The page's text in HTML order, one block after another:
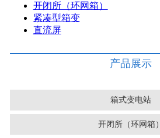
开闭所（环网箱）
紧凑型箱变
直流屏
产品展示
箱式变电站
开闭所（环网箱）